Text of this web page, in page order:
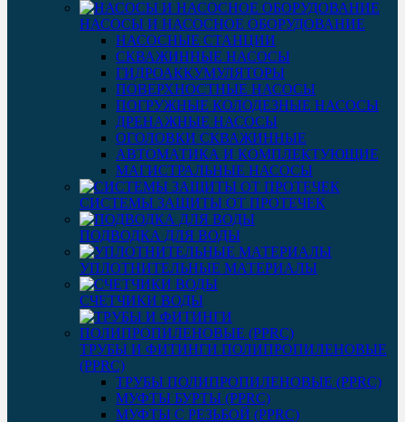
НАСОСЫ И НАСОСНОЕ ОБОРУДОВАНИЕ
НАСОСНЫЕ СТАНЦИИ
СКВАЖИННЫЕ НАСОСЫ
ГИДРОАККУМУЛЯТОРЫ
ПОВЕРХНОСТНЫЕ НАСОСЫ
ПОГРУЖНЫЕ КОЛОДЕЗНЫЕ НАСОСЫ
ДРЕНАЖНЫЕ НАСОСЫ
ОГОЛОВКИ СКВАЖИННЫЕ
АВТОМАТИКА И КОМПЛЕКТУЮЩИЕ
МАГИСТРАЛЬНЫЕ НАСОСЫ
СИСТЕМЫ ЗАЩИТЫ ОТ ПРОТЕЧЕК
ПОДВОДКА ДЛЯ ВОДЫ
УПЛОТНИТЕЛЬНЫЕ МАТЕРИАЛЫ
СЧЕТЧИКИ ВОДЫ
ТРУБЫ И ФИТИНГИ ПОЛИПРОПИЛЕНОВЫЕ
(PPRC)
ТРУБЫ ПОЛИПРОПИЛЕНОВЫЕ (PPRC)
МУФТЫ БУРТЫ (PPRC)
МУФТЫ C РЕЗЬБОЙ (PPRC)